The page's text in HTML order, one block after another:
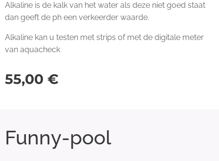
Alkaline is de kalk van het water als deze niet goed staat
dan geeft de ph een verkeerder waarde.
Alkaline kan u testen met strips of met de digitale meter
van aquacheck
55,00 €
Funny-pool